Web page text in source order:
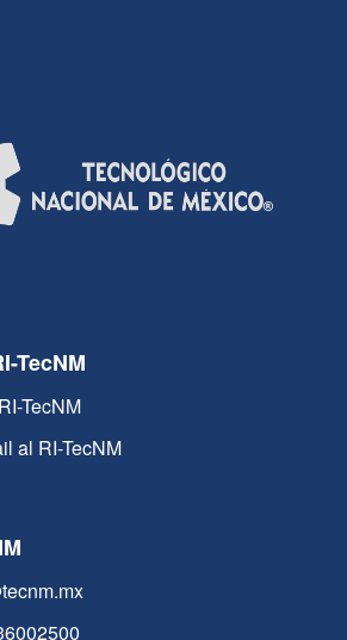
TecNM
TecNM
al RI-TecNM